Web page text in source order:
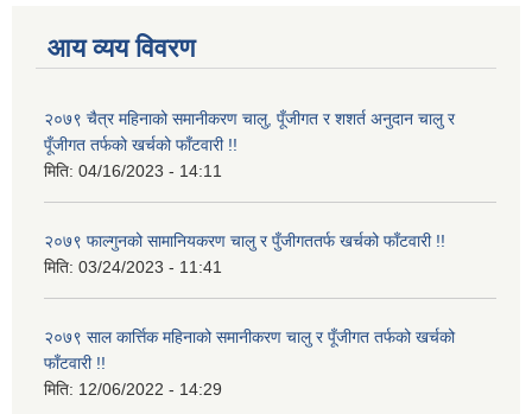
आय व्यय विवरण
२०७९ चैत्र महिनाको समानीकरण चालु, पूँजीगत र शशर्त अनुदान चालु र
पूँजीगत तर्फको खर्चको फाँटवारी !!
मिति: 04/16/2023 - 14:11
२०७९ फाल्गुनको सामानियकरण चालु र पुँजीगततर्फ खर्चको फाँटवारी !!
मिति: 03/24/2023 - 11:41
२०७९ साल कार्त्तिक महिनाको समानीकरण चालु र पूँजीगत तर्फको खर्चको
फाँटवारी !!
मिति: 12/06/2022 - 14:29